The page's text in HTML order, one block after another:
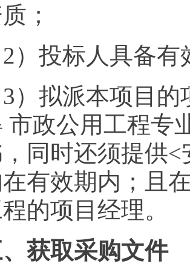
；
2）投标人具备
3）拟派本项目
市政公用工程专
同时还须提供
有效期内；且
的项目经理。
获取采购文件